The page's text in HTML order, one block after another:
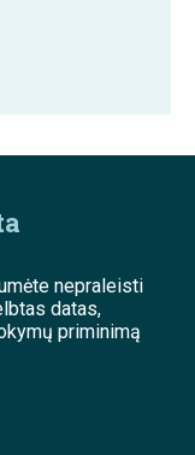
nepraleisti
datas,
priminimą